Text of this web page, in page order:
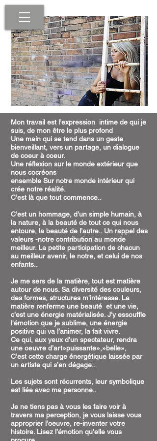
Mon travail est l’expression intime de qui je
suis, de mon être le plus profond
Une main qui se tend dans un geste
bienveillant, vers un partage, un dialogue
de coeur à coeur.
Une réflexion sur le monde extérieur que
nous cocréons
ensemble Sur notre monde intérieur qui
crée notre réalité.
C’est là que tout commence..
C’est un hommage, d’un simple humain, à
la nature, à la beauté de tout ce qui nous
entoure, la beauté de l’autre.. Un rappel des
valeurs -notre contribution au monde
meilleur. La petite participation de chacun
au meilleur avenir, le notre, et celui de nos
enfants..
Je me sers de la matière, tout est matière
autour de nous. Sa diversité des couleurs,
des formes, structures m'intéresse. La
matière renferme une beauté et une vie,
c’est une énergie matérialisée. J’y essouffle
l'émotion que je sublime, une énergie
positive qui va l’animer, la fait vivre.
Ce qui, aux yeux d’un spectateur, rendra
une oeuvre d’art»puissante»,»belle»,
C’est cette charge énergétique laissée par
un artiste qui s’en dégage..
Les sujets sont récurrents, leur symbolique
est liée avec ma personne..
Je ne tiens pas à vous les faire voir à
travers ma perception, je vous laisse vous
approprier l’oeuvre, re-inventer votre
histoire. Lisez l’émotion qu’elle vous